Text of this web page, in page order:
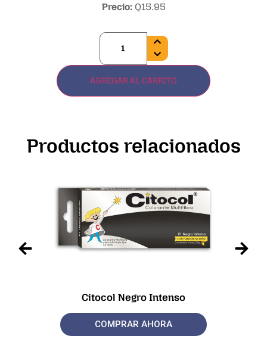
Precio: Q15.95
AGREGAR AL CARRITO
Productos relacionados
Citocol Negro Intenso
COMPRAR AHORA